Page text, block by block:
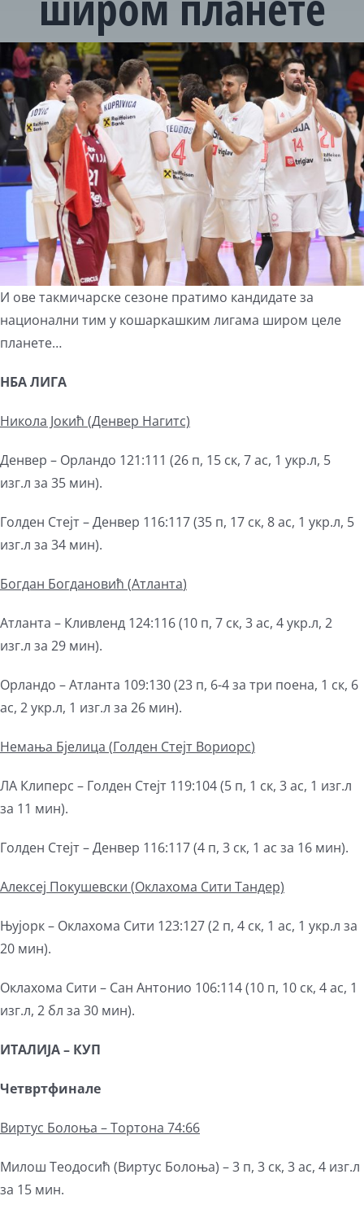
View
Larger
Image
И ове такмичарске сезоне пратимо кандидате за
национални тим у кошаркашким лигама широм целе
планете…
НБА ЛИГА
Никола Јокић (Денвер Нагитс)
Денвер – Орландо 121:111 (26 п, 15 ск, 7 ас, 1 укр.л, 5
изг.л за 35 мин).
Голден Стејт – Денвер 116:117 (35 п, 17 ск, 8 ас, 1 укр.л, 5
изг.л за 34 мин).
Богдан Богдановић (Атланта)
Атланта – Кливленд 124:116 (10 п, 7 ск, 3 ас, 4 укр.л, 2
изг.л за 29 мин).
Орландо – Атланта 109:130 (23 п, 6-4 за три поена, 1 ск, 6
ас, 2 укр.л, 1 изг.л за 26 мин).
Немања Бјелица (Голден Стејт Вориорс)
ЛА Клиперс – Голден Стејт 119:104 (5 п, 1 ск, 3 ас, 1 изг.л
за 11 мин).
Голден Стејт – Денвер 116:117 (4 п, 3 ск, 1 ас за 16 мин).
Алексеј Покушевски (Оклахома Сити Тандер)
Њујорк – Оклахома Сити 123:127 (2 п, 4 ск, 1 ас, 1 укр.л за
20 мин).
Оклахома Сити – Сан Антонио 106:114 (10 п, 10 ск, 4 ас, 1
изг.л, 2 бл за 30 мин).
ИТАЛИЈА – КУП
Четвртфинале
Виртус Болоња – Тортона 74:66
Милош Теодосић (Виртус Болоња) – 3 п, 3 ск, 3 ас, 4 изг.л
за 15 мин.